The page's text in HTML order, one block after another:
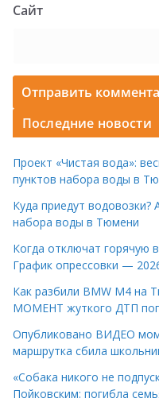
Сайт
Последние новости
Проект «Чистая вода»:
пунктов набора воды в
Куда приедут водовозки?
набора воды в Тюмени
Когда отключат горячую
График опрессовки —
Как разбили BMW M4 на
МОМЕНТ жуткого ДТП
Опубликовано ВИДЕО
маршрутка сбила
«Собака никого не
Пойковским: погибла